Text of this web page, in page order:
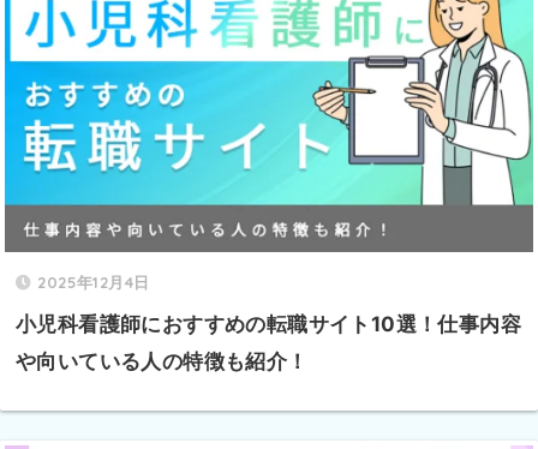
2025年12月4日
小児科看護師におすすめの転職サイト10選！仕事内容
や向いている人の特徴も紹介！